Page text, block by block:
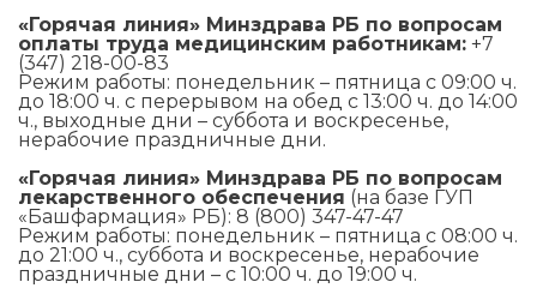
«Горячая линия» Минздрава РБ по вопросам
оплаты труда медицинским работникам: +7
(347) 218-00-83
Режим работы: понедельник – пятница с 09:00 ч.
до 18:00 ч. с перерывом на обед с 13:00 ч. до 14:00
ч., выходные дни – суббота и воскресенье,
нерабочие праздничные дни.
«Горячая линия» Минздрава РБ по вопросам
лекарственного обеспечения (на базе ГУП
«Башфармация» РБ): 8 (800) 347-47-47
Режим работы: понедельник – пятница с 08:00 ч.
до 21:00 ч., суббота и воскресенье, нерабочие
праздничные дни – с 10:00 ч. до 19:00 ч.